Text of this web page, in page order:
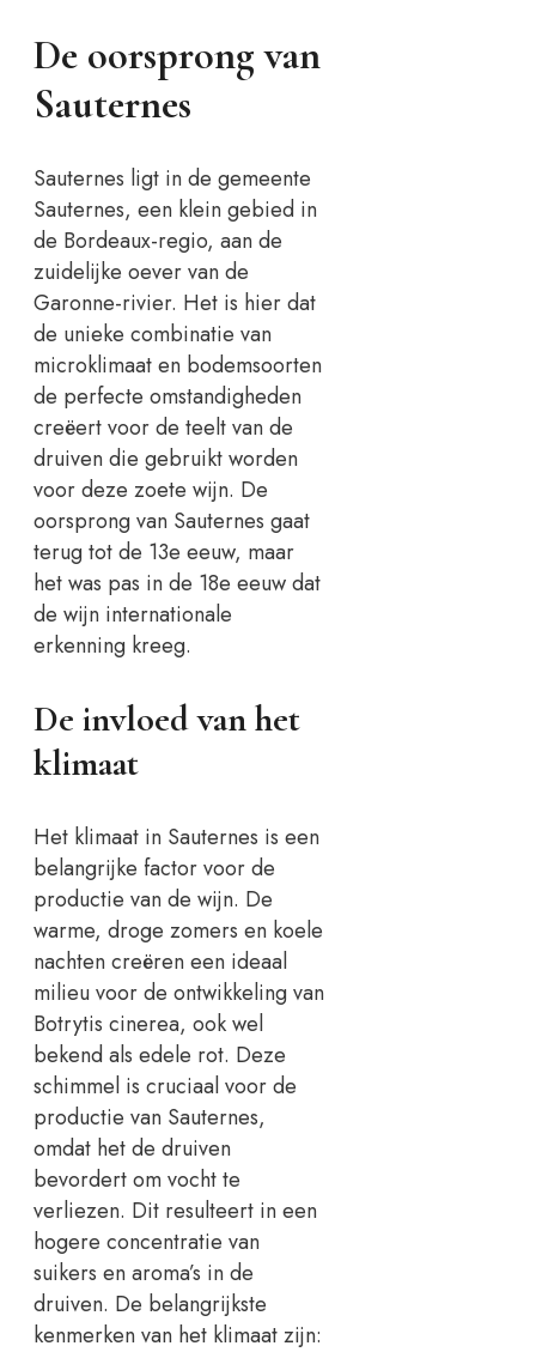
De oorsprong van
Sauternes
Sauternes ligt in de gemeente
Sauternes, een klein gebied in
de Bordeaux-regio, aan de
zuidelijke oever van de
Garonne-rivier. Het is hier dat
de unieke combinatie van
microklimaat en bodemsoorten
de perfecte omstandigheden
creëert voor de teelt van de
druiven die gebruikt worden
voor deze zoete wijn. De
oorsprong van Sauternes gaat
terug tot de 13e eeuw, maar
het was pas in de 18e eeuw dat
de wijn internationale
erkenning kreeg.
De invloed van het
klimaat
Het klimaat in Sauternes is een
belangrijke factor voor de
productie van de wijn. De
warme, droge zomers en koele
nachten creëren een ideaal
milieu voor de ontwikkeling van
Botrytis cinerea, ook wel
bekend als edele rot. Deze
schimmel is cruciaal voor de
productie van Sauternes,
omdat het de druiven
bevordert om vocht te
verliezen. Dit resulteert in een
hogere concentratie van
suikers en aroma’s in de
druiven. De belangrijkste
kenmerken van het klimaat zijn: